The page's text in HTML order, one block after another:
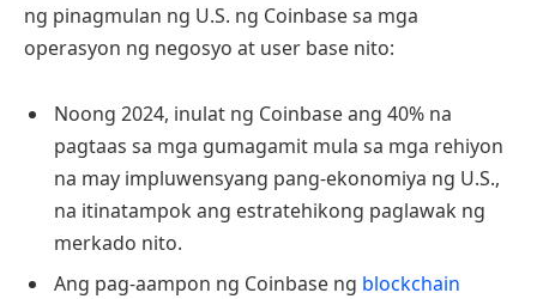
ng pinagmulan ng U.S. ng Coinbase sa mga
operasyon ng negosyo at user base nito:
Noong 2024, inulat ng Coinbase ang 40% na
pagtaas sa mga gumagamit mula sa mga rehiyon
na may impluwensyang pang-ekonomiya ng U.S.,
na itinatampok ang estratehikong paglawak ng
merkado nito.
Ang pag-aampon ng Coinbase ng blockchain